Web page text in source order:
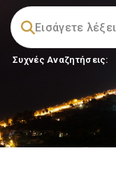
Συχνές Αναζητήσεις: